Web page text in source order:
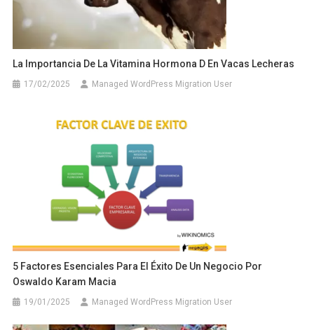
La Importancia De La Vitamina Hormona D En Vacas Lecheras
17/02/2025 Managed WordPress Migration User
5 Factores Esenciales Para El Éxito De Un Negocio Por
Oswaldo Karam Macia
19/01/2025 Managed WordPress Migration User